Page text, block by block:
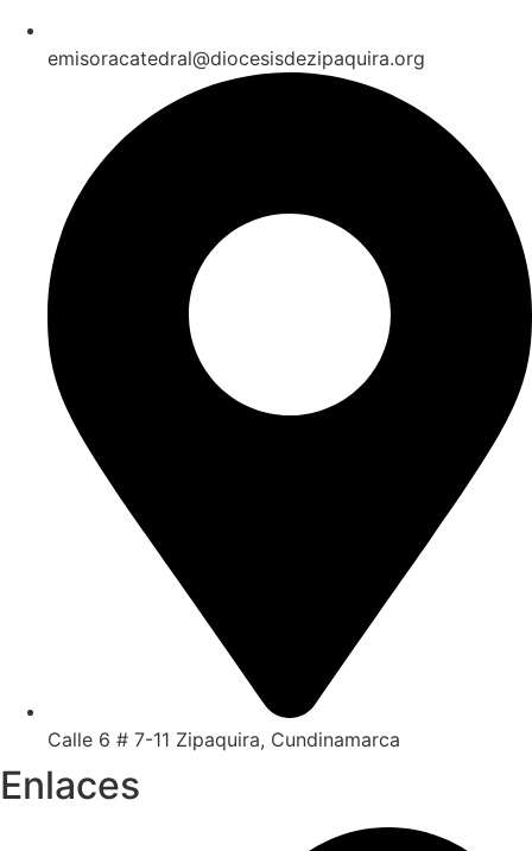
emisoracatedral@diocesisdezipaquira.org
Calle 6 # 7-11 Zipaquira, Cundinamarca
Enlaces